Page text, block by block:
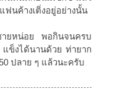
นค้างเติ่งอยู่อย่างนั้น
ายหน่อย พอกินจนครบ
ข็งได้นานด้วย ท่ายาก
ปลาย ๆ แล้วนะครับ